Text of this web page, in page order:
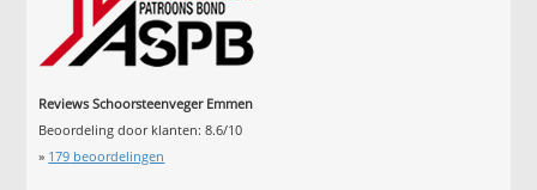
Reviews Schoorsteenveger Emmen
Beoordeling door klanten:8.6/10
» 179 beoordelingen